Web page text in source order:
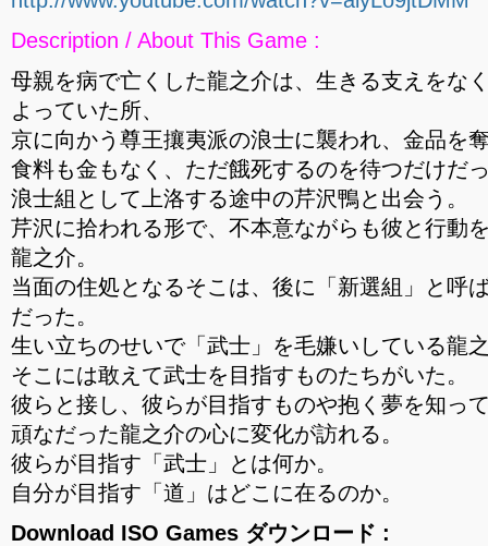
Description / About This Game :
母親を病で亡くした龍之介は、生きる支えをな
よっていた所、
京に向かう尊王攘夷派の浪士に襲われ、金品を
食料も金もなく、ただ餓死するのを待つだけだ
浪士組として上洛する途中の芹沢鴨と出会う。
芹沢に拾われる形で、不本意ながらも彼と行動
龍之介。
当面の住処となるそこは、後に「新選組」と呼
だった。
生い立ちのせいで「武士」を毛嫌いしている龍
そこには敢えて武士を目指すものたちがいた。
彼らと接し、彼らが目指すものや抱く夢を知っ
頑なだった龍之介の心に変化が訪れる。
彼らが目指す「武士」とは何か。
自分が目指す「道」はどこに在るのか。
Download ISO Games ダウンロード :